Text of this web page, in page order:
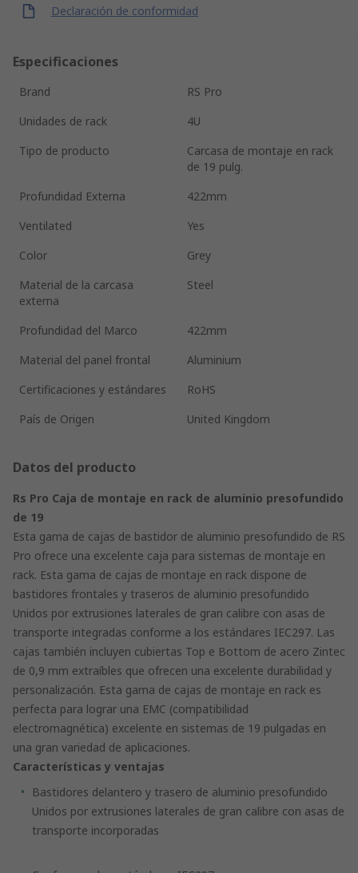
Declaración de conformidad
Especificaciones
Brand
RS Pro
Unidades de rack
4U
Tipo de producto
Carcasa de montaje en rack
de 19 pulg.
Profundidad Externa
422mm
Ventilated
Yes
Color
Grey
Material de la carcasa
externa
Steel
Profundidad del Marco
422mm
Material del panel frontal
Aluminium
Certificaciones y estándares
RoHS
País de Origen
United Kingdom
Datos del producto
Rs Pro Caja de montaje en rack de aluminio presofundido
de 19
Esta gama de cajas de bastidor de aluminio presofundido de RS
Pro ofrece una excelente caja para sistemas de montaje en
rack. Esta gama de cajas de montaje en rack dispone de
bastidores frontales y traseros de aluminio presofundido
Unidos por extrusiones laterales de gran calibre con asas de
transporte integradas conforme a los estándares IEC297. Las
cajas también incluyen cubiertas Top e Bottom de acero Zintec
de 0,9 mm extraíbles que ofrecen una excelente durabilidad y
personalización. Esta gama de cajas de montaje en rack es
perfecta para lograr una EMC (compatibilidad
electromagnética) excelente en sistemas de 19 pulgadas en
una gran variedad de aplicaciones.
Características y ventajas
Bastidores delantero y trasero de aluminio presofundido
Unidos por extrusiones laterales de gran calibre con asas de
transporte incorporadas